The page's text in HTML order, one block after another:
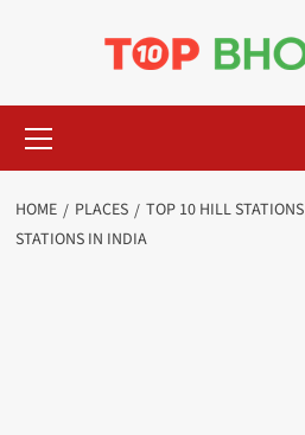
Menu
HOME PLACES
TOP 10 HILL
STATIONS IN INDIA